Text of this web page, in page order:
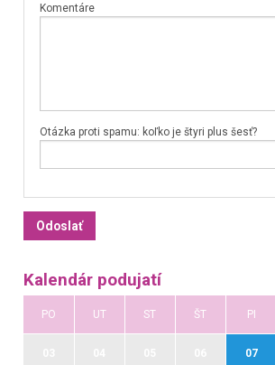
Komentáre
Otázka proti spamu: koľko je štyri plus šesť?
Kalendár podujatí
PO UT ST ŠT PI
07